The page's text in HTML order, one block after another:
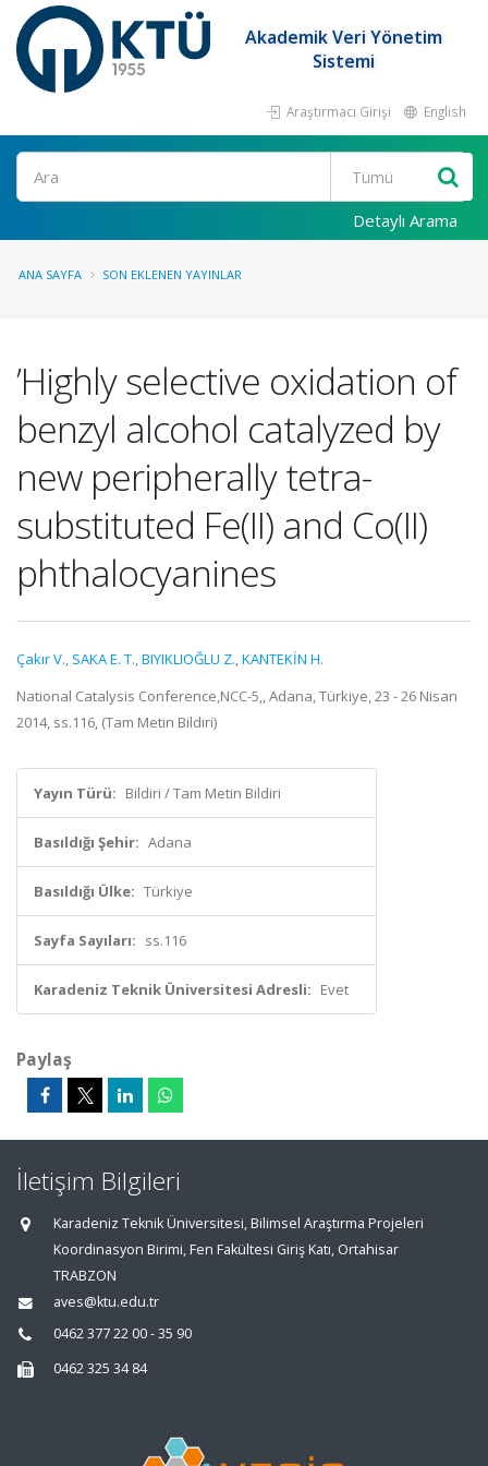
Akademik Veri Yönetim
Sistemi
Araştırmacı Girişi English
Ara
Detaylı Arama
ANA SAYFA SON EKLENEN YAYINLAR
’Highly selective oxidation of
benzyl alcohol catalyzed by
new peripherally tetra-
substituted Fe(II) and Co(II)
phthalocyanines
Çakır V., SAKA E. T.,BIYIKLIOĞLU Z.,KANTEKİN H.
National Catalysis Conference,NCC-5,, Adana, Türkiye, 23 - 26 Nisan
2014, ss.116, (Tam Metin Bildiri)
Yayın Türü: Bildiri / Tam Metin Bildiri
Basıldığı Şehir: Adana
Basıldığı Ülke: Türkiye
Sayfa Sayıları: ss.116
Karadeniz Teknik Üniversitesi Adresli: Evet
Paylaş
İletişim Bilgileri
Karadeniz Teknik Üniversitesi, Bilimsel Araştırma Projeleri
Koordinasyon Birimi, Fen Fakültesi Giriş Katı, Ortahisar
TRABZON
aves@ktu.edu.tr
0462 377 22 00 - 35 90
0462 325 34 84